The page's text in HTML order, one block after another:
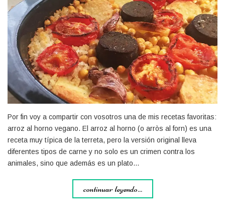
Por fin voy a compartir con vosotros una de mis recetas favoritas:
arroz al horno vegano. El arroz al horno (o arròs al forn) es una
receta muy típica de la terreta, pero la versión original lleva
diferentes tipos de carne y no solo es un crimen contra los
animales, sino que además es un plato…
continuar leyendo...